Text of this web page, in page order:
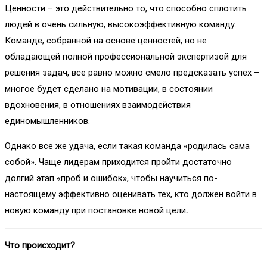
Ценности – это действительно то, что способно сплотить
людей в очень сильную, высокоэффективную команду.
Команде, собранной на основе ценностей, но не
обладающей полной профессиональной экспертизой для
решения задач, все равно можно смело предсказать успех –
многое будет сделано на мотивации, в состоянии
вдохновения, в отношениях взаимодействия
единомышленников.
Однако все же удача, если такая команда «родилась сама
собой». Чаще лидерам приходится пройти достаточно
долгий этап «проб и ошибок», чтобы научиться по-
настоящему эффективно оценивать тех, кто должен войти в
новую команду при постановке новой цели.
Что происходит?